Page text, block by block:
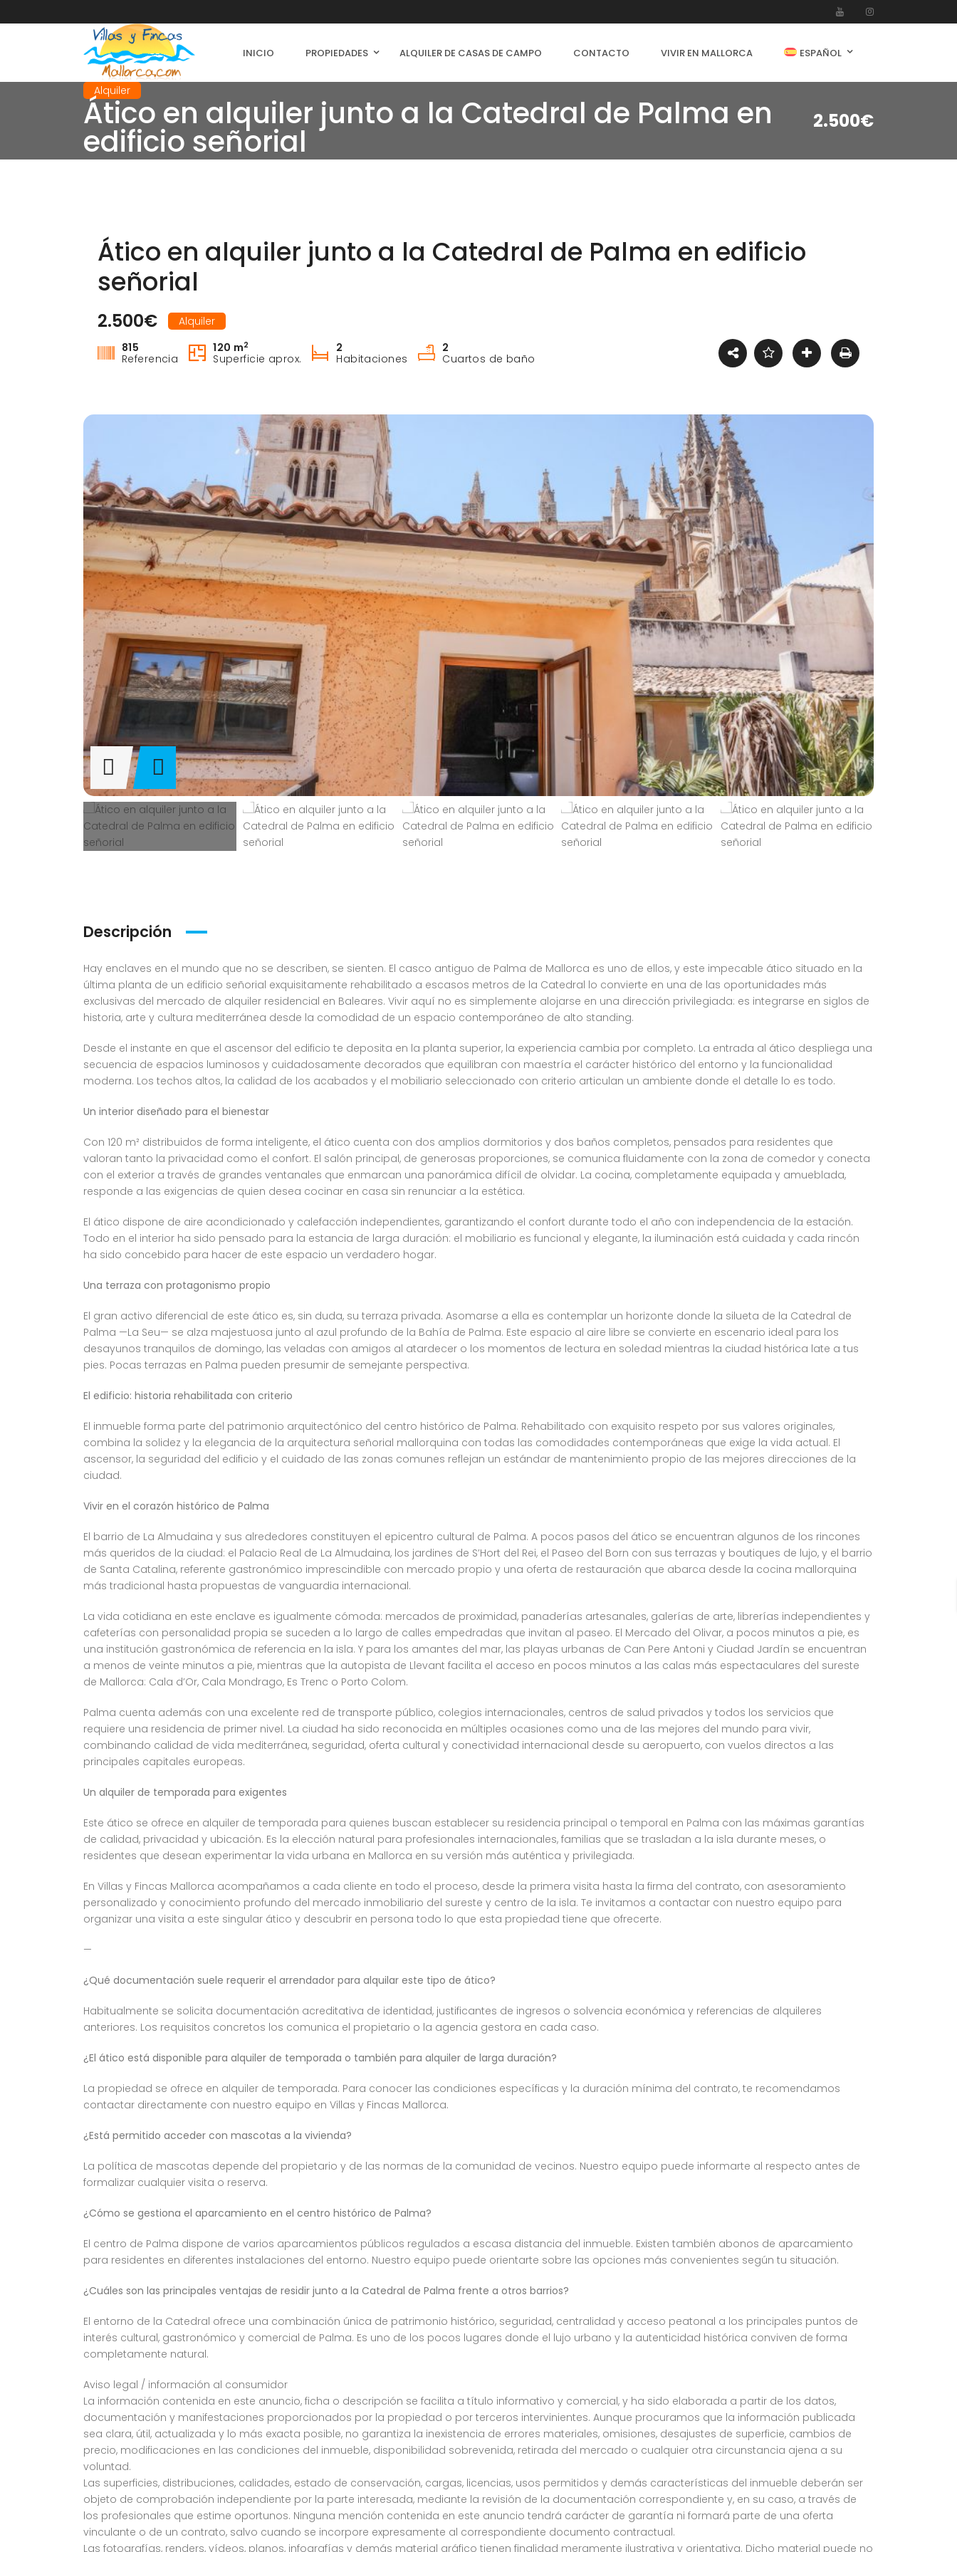
INICIO PROPIEDADES ALQUILER DE CASAS DE CAMPO CONTACTO VIVIR EN MALLORCA ESPAÑOL
Alquiler
Ático en alquiler junto a la Catedral de Palma en
edificio señorial
2.500€
Ático en alquiler junto a la Catedral de Palma en edificio
señorial
2.500€
Alquiler
815
Referencia
120 m2
Superficie aprox.
2
Habitaciones
2
Cuartos de baño
Descripción
Hay enclaves en el mundo que no se describen, se sienten. El casco antiguo de Palma de Mallorca es uno de ellos, y este impecable ático situado en la
última planta de un edificio señorial exquisitamente rehabilitado a escasos metros de la Catedral lo convierte en una de las oportunidades más
exclusivas del mercado de alquiler residencial en Baleares. Vivir aquí no es simplemente alojarse en una dirección privilegiada: es integrarse en siglos de
historia, arte y cultura mediterránea desde la comodidad de un espacio contemporáneo de alto standing.
Desde el instante en que el ascensor del edificio te deposita en la planta superior, la experiencia cambia por completo. La entrada al ático despliega una
secuencia de espacios luminosos y cuidadosamente decorados que equilibran con maestría el carácter histórico del entorno y la funcionalidad
moderna. Los techos altos, la calidad de los acabados y el mobiliario seleccionado con criterio articulan un ambiente donde el detalle lo es todo.
Un interior diseñado para el bienestar
Con 120 m² distribuidos de forma inteligente, el ático cuenta con dos amplios dormitorios y dos baños completos, pensados para residentes que
valoran tanto la privacidad como el confort. El salón principal, de generosas proporciones, se comunica fluidamente con la zona de comedor y conecta
con el exterior a través de grandes ventanales que enmarcan una panorámica difícil de olvidar. La cocina, completamente equipada y amueblada,
responde a las exigencias de quien desea cocinar en casa sin renunciar a la estética.
El ático dispone de aire acondicionado y calefacción independientes, garantizando el confort durante todo el año con independencia de la estación.
Todo en el interior ha sido pensado para la estancia de larga duración: el mobiliario es funcional y elegante, la iluminación está cuidada y cada rincón
ha sido concebido para hacer de este espacio un verdadero hogar.
Una terraza con protagonismo propio
El gran activo diferencial de este ático es, sin duda, su terraza privada. Asomarse a ella es contemplar un horizonte donde la silueta de la Catedral de
Palma —La Seu— se alza majestuosa junto al azul profundo de la Bahía de Palma. Este espacio al aire libre se convierte en escenario ideal para los
desayunos tranquilos de domingo, las veladas con amigos al atardecer o los momentos de lectura en soledad mientras la ciudad histórica late a tus
pies. Pocas terrazas en Palma pueden presumir de semejante perspectiva.
El edificio: historia rehabilitada con criterio
El inmueble forma parte del patrimonio arquitectónico del centro histórico de Palma. Rehabilitado con exquisito respeto por sus valores originales,
combina la solidez y la elegancia de la arquitectura señorial mallorquina con todas las comodidades contemporáneas que exige la vida actual. El
ascensor, la seguridad del edificio y el cuidado de las zonas comunes reflejan un estándar de mantenimiento propio de las mejores direcciones de la
ciudad.
Vivir en el corazón histórico de Palma
El barrio de La Almudaina y sus alrededores constituyen el epicentro cultural de Palma. A pocos pasos del ático se encuentran algunos de los rincones
más queridos de la ciudad: el Palacio Real de La Almudaina, los jardines de S’Hort del Rei, el Paseo del Born con sus terrazas y boutiques de lujo, y el barrio
de Santa Catalina, referente gastronómico imprescindible con mercado propio y una oferta de restauración que abarca desde la cocina mallorquina
más tradicional hasta propuestas de vanguardia internacional.
La vida cotidiana en este enclave es igualmente cómoda: mercados de proximidad, panaderías artesanales, galerías de arte, librerías independientes y
cafeterías con personalidad propia se suceden a lo largo de calles empedradas que invitan al paseo. El Mercado del Olivar, a pocos minutos a pie, es
una institución gastronómica de referencia en la isla. Y para los amantes del mar, las playas urbanas de Can Pere Antoni y Ciudad Jardín se encuentran
a menos de veinte minutos a pie, mientras que la autopista de Llevant facilita el acceso en pocos minutos a las calas más espectaculares del sureste
de Mallorca: Cala d’Or, Cala Mondrago, Es Trenc o Porto Colom.
Palma cuenta además con una excelente red de transporte público, colegios internacionales, centros de salud privados y todos los servicios que
requiere una residencia de primer nivel. La ciudad ha sido reconocida en múltiples ocasiones como una de las mejores del mundo para vivir,
combinando calidad de vida mediterránea, seguridad, oferta cultural y conectividad internacional desde su aeropuerto, con vuelos directos a las
principales capitales europeas.
Un alquiler de temporada para exigentes
Este ático se ofrece en alquiler de temporada para quienes buscan establecer su residencia principal o temporal en Palma con las máximas garantías
de calidad, privacidad y ubicación. Es la elección natural para profesionales internacionales, familias que se trasladan a la isla durante meses, o
residentes que desean experimentar la vida urbana en Mallorca en su versión más auténtica y privilegiada.
En Villas y Fincas Mallorca acompañamos a cada cliente en todo el proceso, desde la primera visita hasta la firma del contrato, con asesoramiento
personalizado y conocimiento profundo del mercado inmobiliario del sureste y centro de la isla. Te invitamos a contactar con nuestro equipo para
organizar una visita a este singular ático y descubrir en persona todo lo que esta propiedad tiene que ofrecerte.
—
¿Qué documentación suele requerir el arrendador para alquilar este tipo de ático?
Habitualmente se solicita documentación acreditativa de identidad, justificantes de ingresos o solvencia económica y referencias de alquileres
anteriores. Los requisitos concretos los comunica el propietario o la agencia gestora en cada caso.
¿El ático está disponible para alquiler de temporada o también para alquiler de larga duración?
La propiedad se ofrece en alquiler de temporada. Para conocer las condiciones específicas y la duración mínima del contrato, te recomendamos
contactar directamente con nuestro equipo en Villas y Fincas Mallorca.
¿Está permitido acceder con mascotas a la vivienda?
La política de mascotas depende del propietario y de las normas de la comunidad de vecinos. Nuestro equipo puede informarte al respecto antes de
formalizar cualquier visita o reserva.
¿Cómo se gestiona el aparcamiento en el centro histórico de Palma?
El centro de Palma dispone de varios aparcamientos públicos regulados a escasa distancia del inmueble. Existen también abonos de aparcamiento
para residentes en diferentes instalaciones del entorno. Nuestro equipo puede orientarte sobre las opciones más convenientes según tu situación.
¿Cuáles son las principales ventajas de residir junto a la Catedral de Palma frente a otros barrios?
El entorno de la Catedral ofrece una combinación única de patrimonio histórico, seguridad, centralidad y acceso peatonal a los principales puntos de
interés cultural, gastronómico y comercial de Palma. Es uno de los pocos lugares donde el lujo urbano y la autenticidad histórica conviven de forma
completamente natural.
Aviso legal / información al consumidor
La información contenida en este anuncio, ficha o descripción se facilita a título informativo y comercial, y ha sido elaborada a partir de los datos,
documentación y manifestaciones proporcionados por la propiedad o por terceros intervinientes. Aunque procuramos que la información publicada
sea clara, útil, actualizada y lo más exacta posible, no garantiza la inexistencia de errores materiales, omisiones, desajustes de superficie, cambios de
precio, modificaciones en las condiciones del inmueble, disponibilidad sobrevenida, retirada del mercado o cualquier otra circunstancia ajena a su
voluntad.
Las superficies, distribuciones, calidades, estado de conservación, cargas, licencias, usos permitidos y demás características del inmueble deberán ser
objeto de comprobación independiente por la parte interesada, mediante la revisión de la documentación correspondiente y, en su caso, a través de
los profesionales que estime oportunos. Ninguna mención contenida en este anuncio tendrá carácter de garantía ni formará parte de una oferta
vinculante o de un contrato, salvo cuando se incorpore expresamente al correspondiente documento contractual.
Las fotografías, renders, vídeos, planos, infografías y demás material gráfico tienen finalidad meramente ilustrativa y orientativa. Dicho material puede no